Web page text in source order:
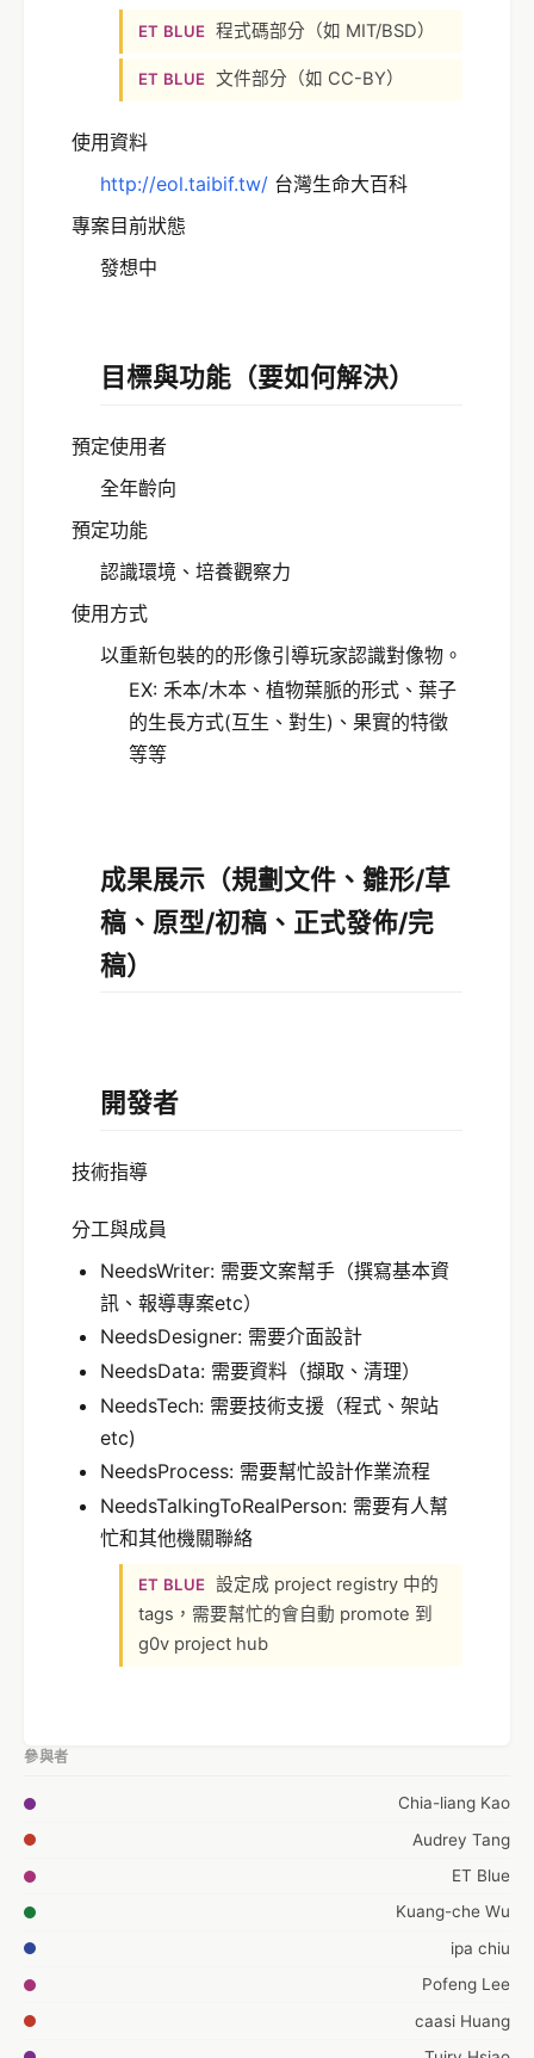
ET BLUE 程式碼部分（如 MIT/BSD）
ET BLUE 文件部分（如 CC-BY）
使用資料
http://eol.taibif.tw/ 台灣生命大百科
專案目前狀態
發想中
目標與功能（要如何解決）
預定使用者
全年齡向
預定功能
認識環境、培養觀察力
使用方式
以重新包裝的的形像引導玩家認識對像物。
EX: 禾本/木本、植物葉脈的形式、葉子
的生長方式(互生、對生)、果實的特徵
等等
成果展示（規劃文件、雛形/草
稿、原型/初稿、正式發佈/完
稿）
開發者
技術指導
分工與成員
NeedsWriter: 需要文案幫手（撰寫基本資
訊、報導專案etc）
NeedsDesigner: 需要介面設計
NeedsData: 需要資料（擷取、清理）
NeedsTech: 需要技術支援（程式、架站
etc)
NeedsProcess: 需要幫忙設計作業流程
NeedsTalkingToRealPerson: 需要有人幫
忙和其他機關聯絡
ET BLUE 設定成 project registry 中的
tags，需要幫忙的會自動 promote 到
g0v project hub
參與者
Chia-liang Kao
Audrey Tang
ET Blue
Kuang-che Wu
ipa chiu
Pofeng Lee
caasi Huang